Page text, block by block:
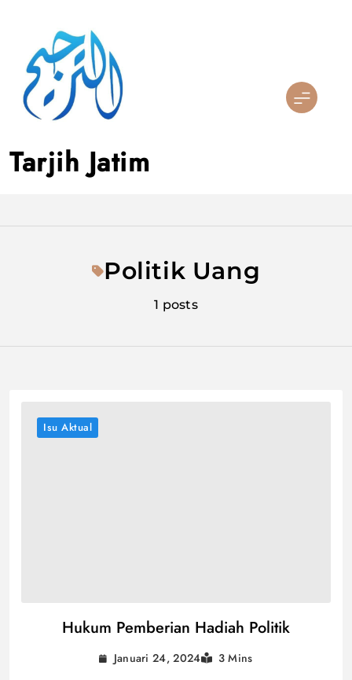
content
Tarjih Jatim
Politik Uang
1 posts
Isu Aktual
Hukum Pemberian Hadiah Politik
Januari 24, 2024 3 Mins